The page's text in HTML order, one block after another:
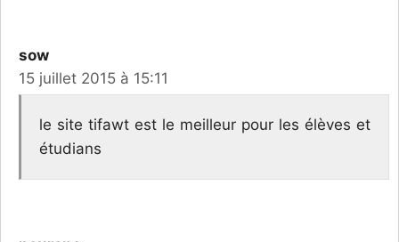
sow
15 juillet 2015 à 15:11
le site tifawt est le meilleur pour les élèves et
étudians